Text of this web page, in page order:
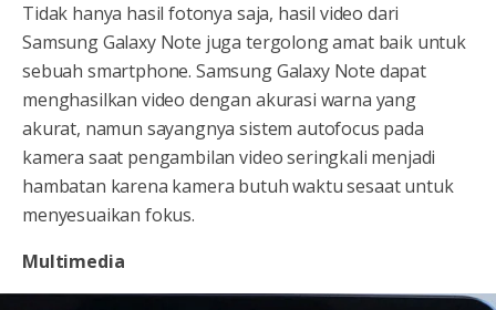
Tidak hanya hasil fotonya saja, hasil video dari
Samsung Galaxy Note juga tergolong amat baik untuk
sebuah smartphone. Samsung Galaxy Note dapat
menghasilkan video dengan akurasi warna yang
akurat, namun sayangnya sistem autofocus pada
kamera saat pengambilan video seringkali menjadi
hambatan karena kamera butuh waktu sesaat untuk
menyesuaikan fokus.
Multimedia